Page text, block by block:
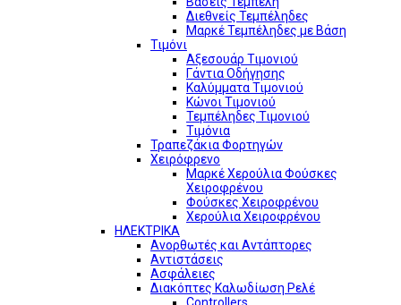
Διεθνείς Τεμπέληδες
Μαρκέ Τεμπέληδες με Βάση
Τιμόνι
Αξεσουάρ Τιμονιού
Γάντια Οδήγησης
Καλύμματα Τιμονιού
Κώνοι Τιμονιού
Τεμπέληδες Τιμονιού
Τιμόνια
Τραπεζάκια Φορτηγών
Χειρόφρενο
Μαρκέ Χερούλια Φούσκες
Χειροφρένου
Φούσκες Χειροφρένου
Χερούλια Χειροφρένου
ΗΛΕΚΤΡΙΚΑ
Ανορθωτές και Αντάπτορες
Αντιστάσεις
Ασφάλειες
Διακόπτες Καλωδίωση Ρελέ